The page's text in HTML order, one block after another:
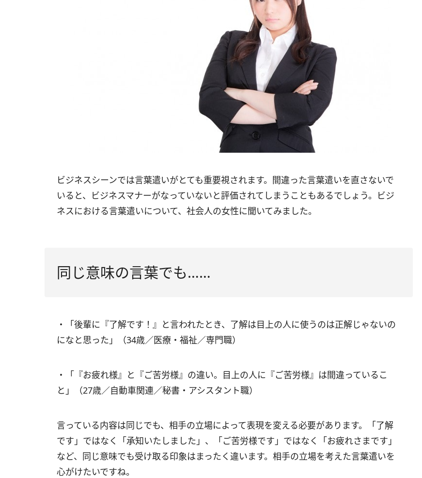
ビジネスシーンでは言葉遣いがとても重要視されます。間違った言葉遣いを直さないで
いると、ビジネスマナーがなっていないと評価されてしまうこともあるでしょう。ビジ
ネスにおける言葉遣いについて、社会人の女性に聞いてみました。
同じ意味の言葉でも……
・「後輩に『了解です！』と言われたとき、了解は目上の人に使うのは正解じゃないの
になと思った」（34歳／医療・福祉／専門職）
・「『お疲れ様』と『ご苦労様』の違い。目上の人に『ご苦労様』は間違っているこ
と」（27歳／自動車関連／秘書・アシスタント職）
言っている内容は同じでも、相手の立場によって表現を変える必要があります。「了解
です」ではなく「承知いたしました」、「ご苦労様です」ではなく「お疲れさまです」
など、同じ意味でも受け取る印象はまったく違います。相手の立場を考えた言葉遣いを
心がけたいですね。